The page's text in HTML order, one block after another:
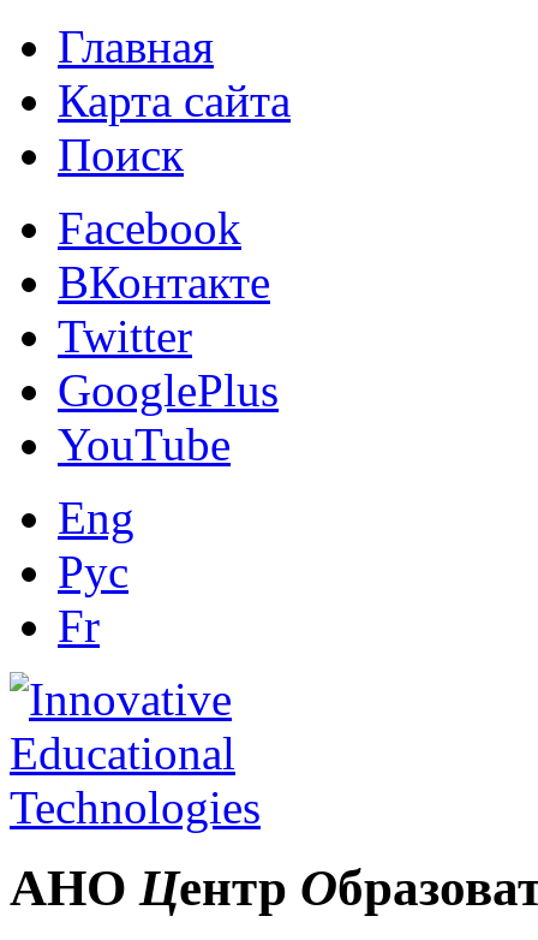
Главная
Карта сайта
Поиск
Facebook
ВКонтакте
Twitter
GooglePlus
YouTube
Eng
Рус
Fr
АНО Центр О